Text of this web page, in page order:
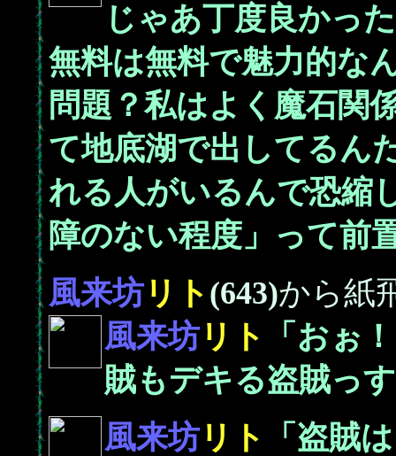
じゃあ丁度良かっ
無料は無料で魅力的な
問題？私はよく魔石関
て地底湖で出してるん
れる人がいるんで恐縮
障のない程度」って前
風来坊リト (643)から紙
風来坊リト
「おぉ
賊もデキる盗賊っ
風来坊リト
「盗賊